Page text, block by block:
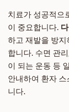
치료가 성공적으
이 중요합니다.
하고 재발을 방
합니다. 수면 관
이 되는 운동 등
안내하여 환자
니다.